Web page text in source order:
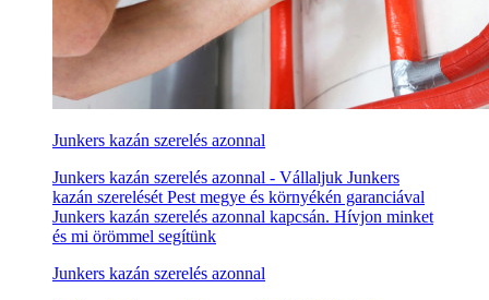
Junkers kazán szerelés azonnal
Junkers kazán szerelés azonnal - Vállaljuk Junkers
kazán szerelését Pest megye és környékén garanciával
Junkers kazán szerelés azonnal kapcsán. Hívjon minket
és mi örömmel segítünk
Junkers kazán szerelés azonnal